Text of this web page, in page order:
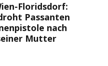
Floridsdorf:
Passanten
nach
Mutter